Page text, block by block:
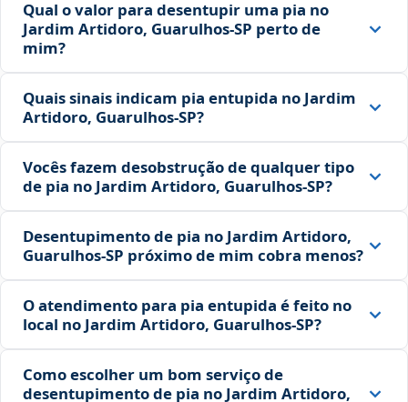
Qual o valor para desentupir uma pia no
Jardim Artidoro, Guarulhos‑SP perto de
mim?
Quais sinais indicam pia entupida no Jardim
Artidoro, Guarulhos‑SP?
Vocês fazem desobstrução de qualquer tipo
de pia no Jardim Artidoro, Guarulhos‑SP?
Desentupimento de pia no Jardim Artidoro,
Guarulhos‑SP próximo de mim cobra menos?
O atendimento para pia entupida é feito no
local no Jardim Artidoro, Guarulhos‑SP?
Como escolher um bom serviço de
desentupimento de pia no Jardim Artidoro,